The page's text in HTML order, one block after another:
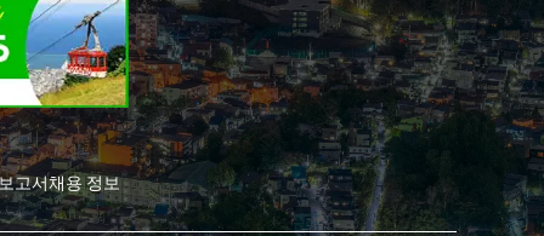
고서채용 정보